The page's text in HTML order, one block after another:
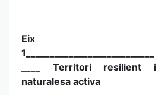
Eix
1___________________________
____ Territori resilient i
naturalesa activa